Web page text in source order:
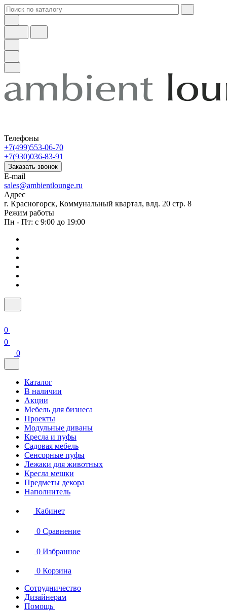
Телефоны
+7(499)553-06-70
+7(930)036-83-91
Заказать звонок
E-mail
sales@ambientlounge.ru
Адрес
г. Красногорск, Коммунальный квартал, влд. 20 стр. 8
Режим работы
Пн - Пт: с 9:00 до 19:00
0
0
0
Каталог
В наличии
Акции
Мебель для бизнеса
Проекты
Модульные диваны
Кресла и пуфы
Садовая мебель
Сенсорные пуфы
Лежаки для животных
Кресла мешки
Предметы декора
Наполнитель
Кабинет
0 Сравнение
0 Избранное
0 Корзина
Сотрудничество
Дизайнерам
Помощь